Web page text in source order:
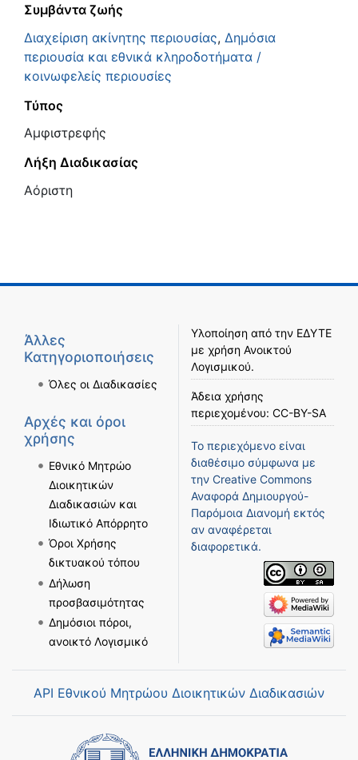
Συμβάντα ζωής
Διαχείριση ακίνητης περιουσίας, Δημόσια
περιουσία και εθνικά κληροδοτήματα /
κοινωφελείς περιουσίες
Τύπος
Αμφιστρεφής
Λήξη Διαδικασίας
Αόριστη
Άλλες
Κατηγοριοποιήσεις
Όλες οι Διαδικασίες
Αρχές και όροι
χρήσης
Εθνικό Μητρώο
Διοικητικών
Διαδικασιών και
Ιδιωτικό Απόρρητο
Όροι Χρήσης
δικτυακού τόπου
Δήλωση
προσβασιμότητας
Δημόσιοι πόροι,
ανοικτό Λογισμικό
Υλοποίηση από την ΕΔΥΤΕ
με χρήση Ανοικτού
Λογισμικού.
Άδεια χρήσης
περιεχομένου: CC-BY-SA
Το περιεχόμενο είναι
διαθέσιμο σύμφωνα με
την Creative Commons
Αναφορά Δημιουργού-
Παρόμοια Διανομή εκτός
αν αναφέρεται
διαφορετικά.
API Εθνικού Μητρώου Διοικητικών Διαδικασιών